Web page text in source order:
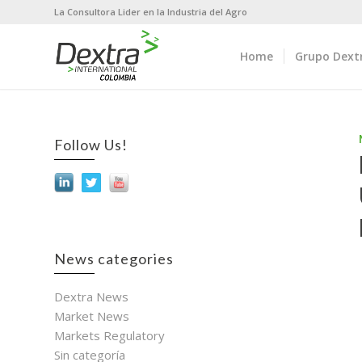
La Consultora Lider en la Industria del Agro
Home Grupo
Follow Us!
News categories
Dextra News
Market News
Markets Regulatory
Sin categoría